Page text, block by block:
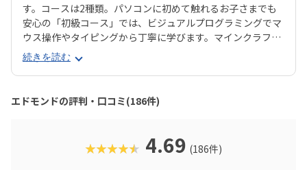
す。コースは2種類。パソコンに初めて触れるお子さまでも
安心の「初級コース」では、ビジュアルプログラミングでマ
ウス操作やタイピングから丁寧に学びます。マインクラフト
の世界でキャラクター「エージェント」に命令を出しなが
ら、プログラミングを体験的に習得できます。より本格的に
学びたい方向けの「中級コース」では、プログラミング言語
「JavaScript」を使ったテキストプログラミングに挑戦。ゲ
ーム感覚でステージをクリアしていく中で、関数や条件分岐
す。成長が“見える”チェックシートやタイピングシートな
ど、“続けたくなる仕組み”が整っているため、高い継続率に
続きを読む
エドモンドの評判・口コミ(186件)
★★★★★ 4.69 (186件)